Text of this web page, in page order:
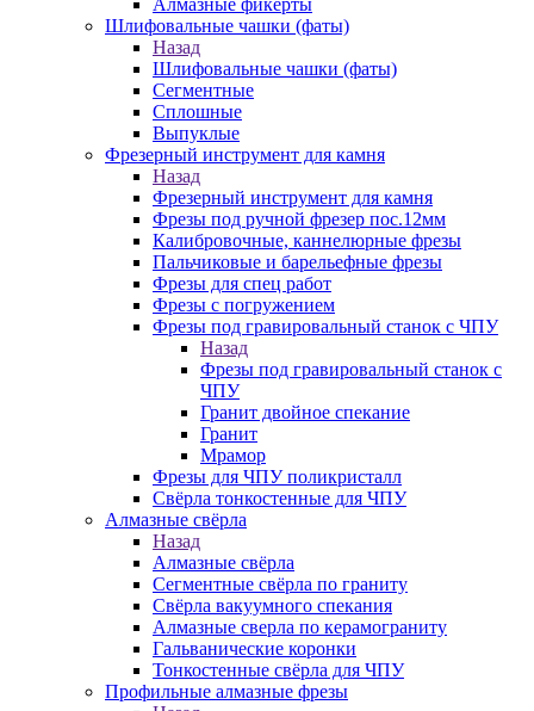
Алмазные фикерты
Шлифовальные чашки (фаты)
Назад
Шлифовальные чашки (фаты)
Сегментные
Сплошные
Выпуклые
Фрезерный инструмент для камня
Назад
Фрезерный инструмент для камня
Фрезы под ручной фрезер пос.12мм
Калибровочные, каннелюрные фрезы
Пальчиковые и барельефные фрезы
Фрезы для спец работ
Фрезы с погружением
Фрезы под гравировальный станок с ЧПУ
Назад
Фрезы под гравировальный станок с
ЧПУ
Гранит двойное спекание
Гранит
Мрамор
Фрезы для ЧПУ поликристалл
Свёрла тонкостенные для ЧПУ
Алмазные свёрла
Назад
Алмазные свёрла
Сегментные свёрла по граниту
Свёрла вакуумного спекания
Алмазные сверла по керамограниту
Гальванические коронки
Тонкостенные свёрла для ЧПУ
Профильные алмазные фрезы